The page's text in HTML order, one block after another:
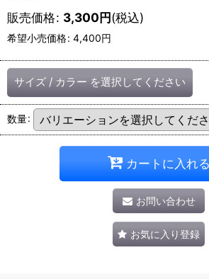
販売価格: 3,300円(税込)
希望小売価格: 4,400円
サイズ / カラー を選択してください
数量:
カートに入れる
お問い合わせ
お気に入り登録